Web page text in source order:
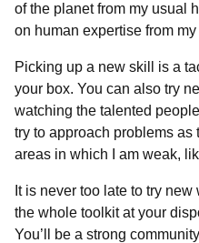
of the planet from my usual
on human expertise from my
Picking up a new skill is a
your box. You can also try
watching the talented
try to approach problems
areas in which I am weak,
It is never too late to try
the whole toolkit at your
You’ll be a strong